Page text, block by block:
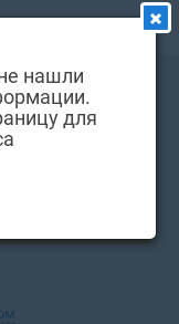
майданчик
нашли
для